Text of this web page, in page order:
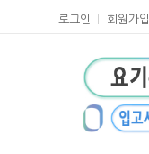
로그인 회원가입